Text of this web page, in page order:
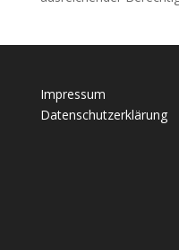
Impressum
Datenschutzerklärung